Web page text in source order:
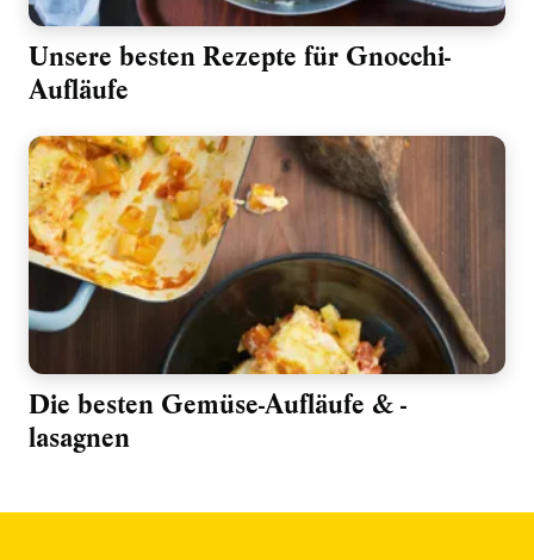
Unsere besten Rezepte für Gnocchi-
Aufläufe
Die besten Gemüse-Aufläufe & -
lasagnen